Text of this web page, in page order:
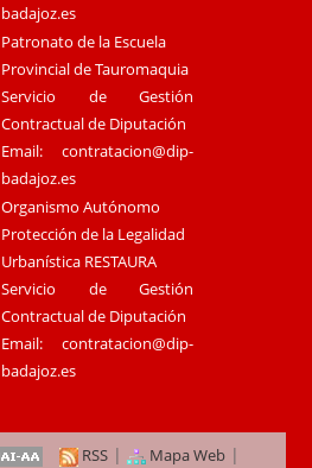
badajoz.es
Patronato de la Escuela
Provincial de Tauromaquia
Servicio de Gestión
Contractual de Diputación
Email:contratacion@dip-
badajoz.es
Organismo Autónomo
Protección de la Legalidad
Urbanística RESTAURA
Servicio de Gestión
Contractual de Diputación
Email:contratacion@dip-
badajoz.es
RSS | Mapa Web |